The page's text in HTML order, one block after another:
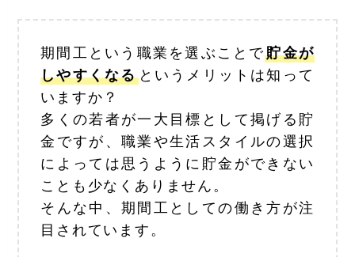
期間工という職業を選ぶことで貯金が
しやすくなるというメリットは知って
いますか？
多くの若者が一大目標として掲げる貯
金ですが、職業や生活スタイルの選択
によっては思うように貯金ができない
ことも少なくありません。
そんな中、期間工としての働き方が注
目されています。